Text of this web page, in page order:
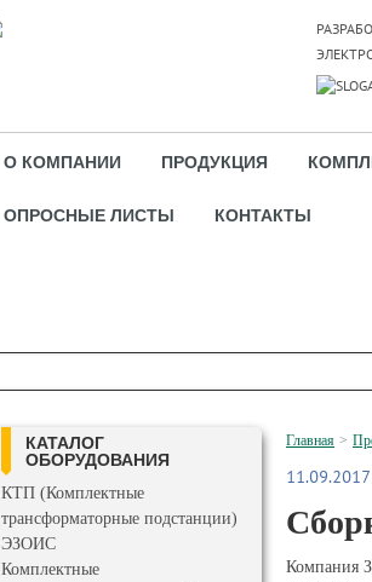
О КОМПАНИИ ПРОДУКЦИЯ
ОПРОСНЫЕ ЛИСТЫ КОНТАКТЫ
КАТАЛОГ
ОБОРУДОВАНИЯ
КТП (Комплектные
трансформаторные подстанции)
ЭЗОИС
Комплектные
Главная
11.09.2017
Компания